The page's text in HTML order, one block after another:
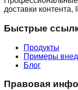
доставки
Быстрые
Продукты
Примеры
Блог
Правовая